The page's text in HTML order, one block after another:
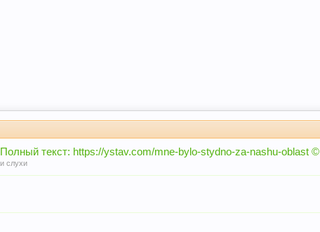
текст: https://ystav.com/mne-bylo-stydno-za-nashu-oblast ©
слухи